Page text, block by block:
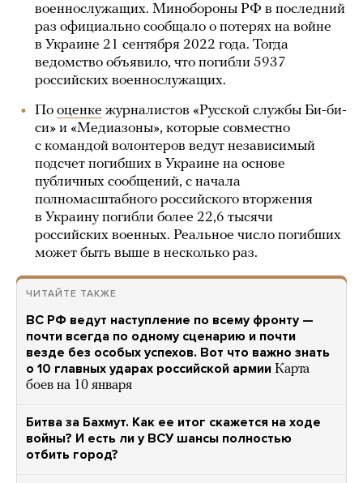
военнослужащих. Минобороны РФ в последний
раз официально сообщало о потерях на войне
в Украине 21 сентября 2022 года. Тогда
ведомство объявило, что погибли 5937
российских военнослужащих.
По оценке журналистов «Русской службы Би-би-
си» и «Медиазоны», которые совместно
с командой волонтеров ведут независимый
подсчет погибших в Украине на основе
публичных сообщений, с начала
полномасштабного российского вторжения
в Украину погибли более 22,6 тысячи
российских военных. Реальное число погибших
может быть выше в несколько раз.
ЧИТАЙТЕ ТАКЖЕ
ВС РФ ведут наступление по всему фронту —
почти всегда по одному сценарию и почти
везде без особых успехов. Вот что важно знать
о 10 главных ударах российской армии Карта
боев на 10 января
Битва за Бахмут. Как ее итог скажется на ходе
войны? И есть ли у ВСУ шансы полностью
отбить город?